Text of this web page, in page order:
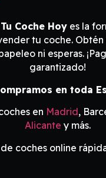
Coche Hoyes la
tu coche. Obtén
ni esperas.
garantizado!
en toda
en Madrid,
Alicante y más.
de coches online